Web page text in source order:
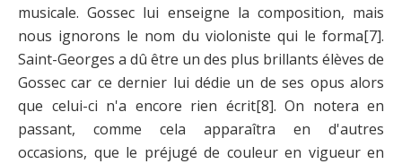
musicale. Gossec lui enseigne la composition, mais
nous ignorons le nom du violoniste qui le forma[7].
Saint-Georges a dû être un des plus brillants élèves de
Gossec car ce dernier lui dédie un de ses opus alors
que celui-ci n'a encore rien écrit[8]. On notera en
passant, comme cela apparaîtra en d'autres
occasions, que le préjugé de couleur en vigueur en